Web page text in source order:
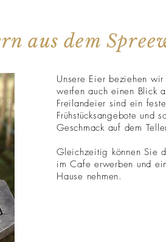
aus dem
Unsere Eier beziehen
werfen auch einen Blick
Freilandeier sind ein
Frühstücksangebote und
Geschmack auf dem
Gleichzeitig können Sie
im Cafe erwerben und
Hause nehmen.